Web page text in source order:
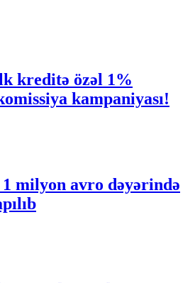
kreditə özəl 1%
kampaniyası!
milyon avro dəyərində